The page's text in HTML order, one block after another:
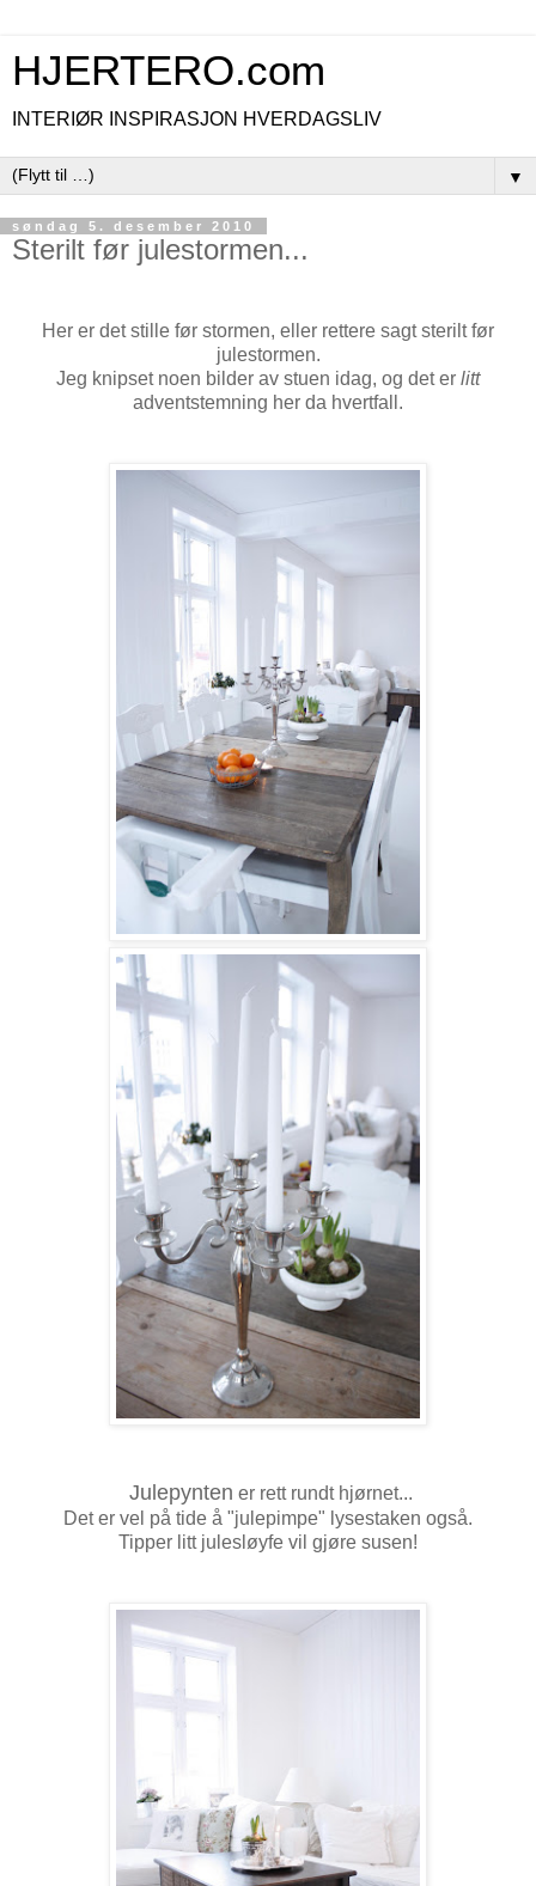
HJERTERO.com
INTERIØR INSPIRASJON HVERDAGSLIV
▼
søndag 5. desember 2010
Sterilt før julestormen...
Her er det stille før stormen, eller rettere sagt sterilt før
julestormen.
Jeg knipset noen bilder av stuen idag, og det er litt
adventstemning her da hvertfall.
Julepynten er rett rundt hjørnet...
Det er vel på tide å "julepimpe" lysestaken også.
Tipper litt julesløyfe vil gjøre susen!